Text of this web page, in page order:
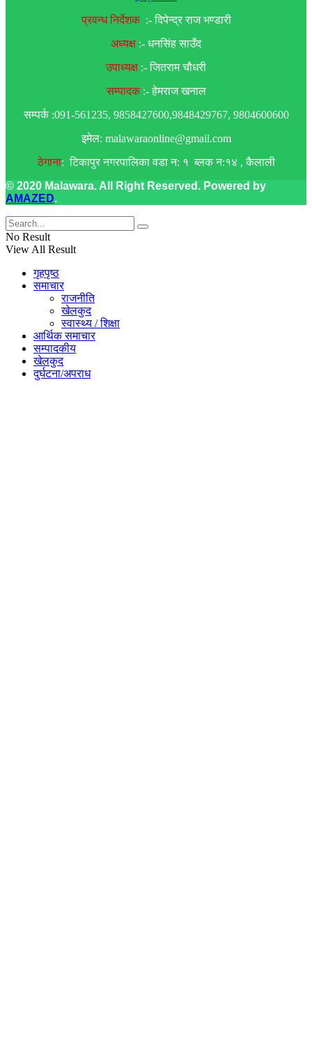
प्रवन्ध निर्देशक:- दिपेन्द्र राज भण्डारी
अध्यक्ष :- धनसिंह साउँद
उपाध्यक्ष :- जितराम चौधरी
सम्पादक:- हेमराज खनाल
सम्पर्क :091-561235, 9858427600,9848429767, 9804600600
इमेल: malawaraonline@gmail.com
ठेगाना: टिकापुर नगरपालिका वडा न: १ ब्लक न:१४ , कैलाली
© 2020 Malawara. All Right Reserved. Powered by
AMAZED.
No Result
View All Result
गृहपृष्ठ
समाचार
राजनीति
खेलकुद
स्वास्थ्य / शिक्षा
आर्थिक समाचार
सम्पादकीय
खेलकुद
दुर्घटना/अपराध